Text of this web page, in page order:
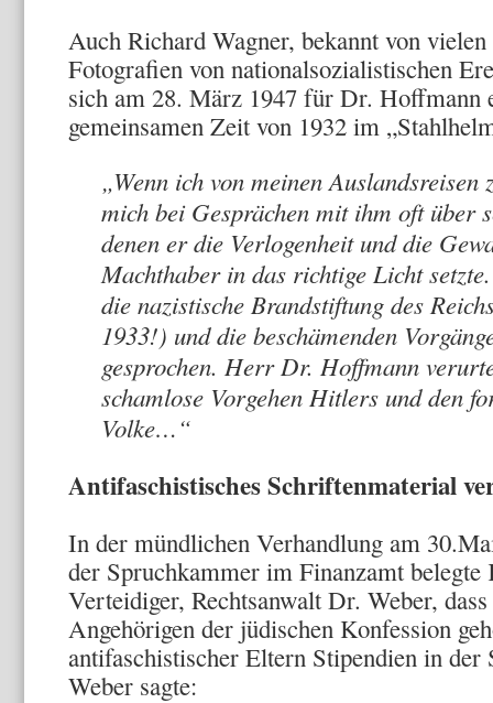
Auch Richard Wagner, bekannt von
Fotografien von nationalsozialistischen
sich am 28. März 1947 für Dr. Hoffmann
gemeinsamen Zeit von 1932 im
„Wenn ich von meinen
mich bei Gesprächen mit ihm oft über
denen er die Verlogenheit und die
Machthaber in das richtige Licht
die nazistische Brandstiftung des
1933!) und die beschämenden
gesprochen. Herr Dr. Hoffmann
schamlose Vorgehen Hitlers und den
Volke…“
Antifaschistisches Schriftenmaterial
In der mündlichen Verhandlung am
der Spruchkammer im Finanzamt
Verteidiger, Rechtsanwalt Dr. Weber,
Angehörigen der jüdischen Konfession
antifaschistischer Eltern Stipendien in der
Weber sagte: